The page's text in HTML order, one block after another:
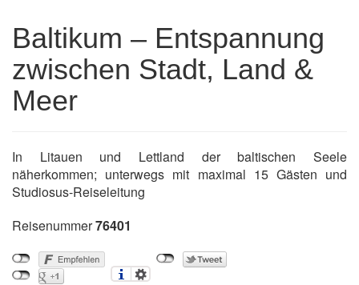
Baltikum – Entspannung
zwischen Stadt, Land &
Meer
In Litauen und Lettland der baltischen Seele
näherkommen; unterwegs mit maximal 15 Gästen und
Studiosus-Reiseleitung
Reisenummer76401